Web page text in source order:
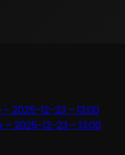
2025-12-23 – 13:00
2025-12-23 – 13:00